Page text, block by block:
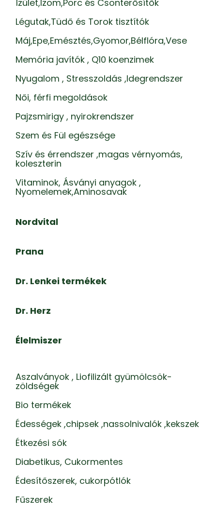
Ízület,Izom,Porc és Csonterősítők
Légutak,Tüdő és Torok tisztítók
Máj,Epe,Emésztés,Gyomor,Bélflóra,Vese
Memória javítók , Q10 koenzimek
Nyugalom , Stresszoldás ,Idegrendszer
Női, férfi megoldások
Pajzsmirigy , nyirokrendszer
Szem és Fül egészsége
Szív és érrendszer ,magas vérnyomás,
koleszterin
Vitaminok, Ásványi anyagok ,
Nyomelemek,Aminosavak
Nordvital
Prana
Dr. Lenkei termékek
Dr. Herz
Élelmiszer
Aszalványok , Liofilizált gyümölcsök-
zöldségek
Bio termékek
Édességek ,chipsek ,nassolnivalók ,kekszek
Étkezési sók
Diabetikus, Cukormentes
Édesítőszerek, cukorpótlók
Fűszerek